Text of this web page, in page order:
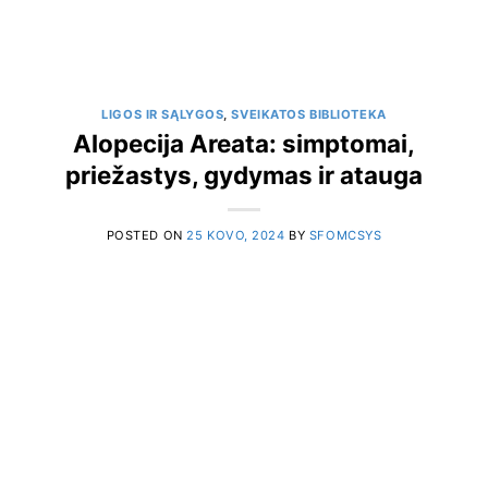
LIGOS IR SĄLYGOS,SVEIKATOS BIBLIOTEKA
Alopecija Areata: simptomai,
priežastys, gydymas ir atauga
POSTED ON 25 KOVO, 2024 BY SFOMCSYS